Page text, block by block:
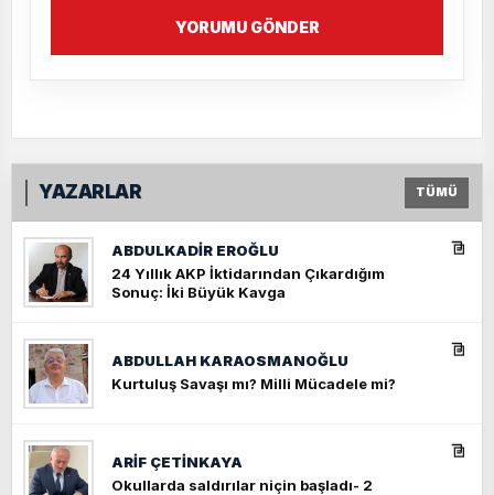
YORUMU GÖNDER
YAZARLAR TÜMÜ
ABDULKADIR EROĞLU
24 Yıllık AKP İktidarından Çıkardığım
Sonuç: İki Büyük Kavga
ABDULLAH KARAOSMANOĞLU
Kurtuluş Savaşı mı? Milli Mücadele mi?
ARIF ÇETİNKAYA
Okullarda saldırılar niçin başladı- 2